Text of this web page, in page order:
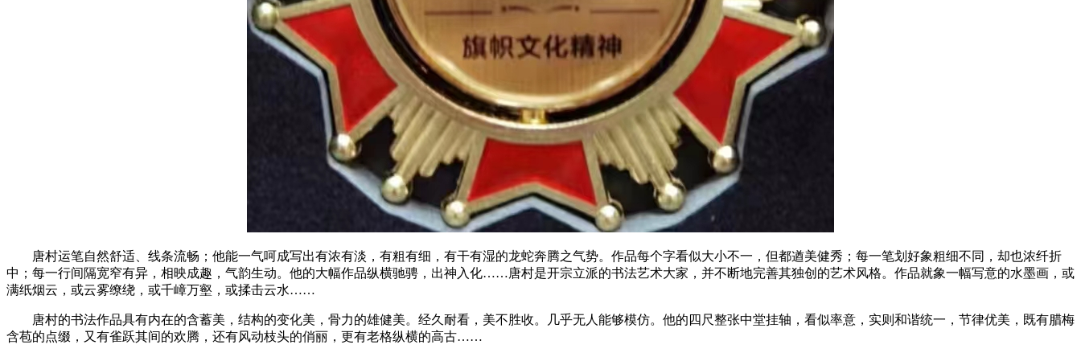
唐村运笔自然舒适、线条流畅；他能一气呵成写出有浓有淡，有粗有细，有干有湿的龙蛇奔腾之气势。作品每个字看似大小不一，但都遒美健秀；每一笔划好象粗细不同，却也浓纤折
中；每一行间隔宽窄有异，相映成趣，气韵生动。他的大幅作品纵横驰骋，出神入化……唐村是开宗立派的书法艺术大家，并不断地完善其独创的艺术风格。作品就象一幅写意的水墨画，或
满纸烟云，或云雾缭绕，或千嶂万壑，或揉击云水……
唐村的书法作品具有内在的含蓄美，结构的变化美，骨力的雄健美。经久耐看，美不胜收。几乎无人能够模仿。他的四尺整张中堂挂轴，看似率意，实则和谐统一，节律优美，既有腊梅
含苞的点缀，又有雀跃其间的欢腾，还有风动枝头的俏丽，更有老格纵横的高古……